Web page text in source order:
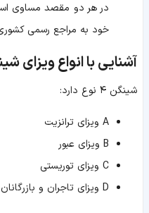
در هر دو مقصد مساوی
خود به مراجع رسمی
آشنایی با انواع ویزای
شینگن ۴ نوع دارد:
A ویزای ترانزیت
B ویزای عبور
C ویزای توریستی
D ویزای تاجران و بازرگانان